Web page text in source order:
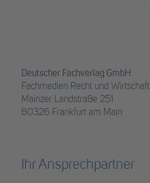
Deutscher Fachverlag GmbH
Fachmedien Recht und Wirtschaft
Mainzer Landstraße 251
60326 Frankfurt am Main
Ihr Ansprechpartner